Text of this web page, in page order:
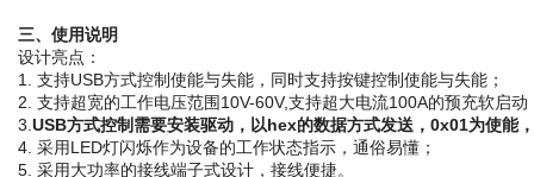
三、使用说明
设计亮点：
1. 支持USB方式控制使能与失能，同时支持按键控制使能与失能；
2. 支持超宽的工作电压范围10V-60V,支持超大电流100A的预充软启动
3. USB方式控制需要安装驱动，以hex的数据方式发送，0x01为使能
4. 采用LED灯闪烁作为设备的工作状态指示，通俗易懂；
5. 采用大功率的接线端子式设计，接线便捷。